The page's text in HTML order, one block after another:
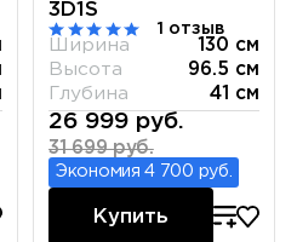
3D1S
1 отзыв
Ширина
130 см
Высота
96.5 см
Глубина
41 см
26 999 руб.
31 699 руб.
Экономия 4 700 руб.
Купить